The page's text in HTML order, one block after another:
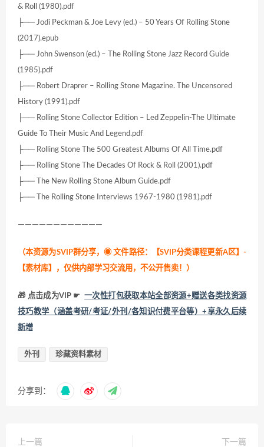
& Roll (1980).pdf
├── Jodi Peckman & Joe Levy (ed.) – 50 Years Of Rolling Stone
(2017).epub
├── John Swenson (ed.) – The Rolling Stone Jazz Record Guide
(1985).pdf
├── Robert Draprer – Rolling Stone Magazine. The Uncensored
History (1991).pdf
├── Rolling Stone Collector Edition – Led Zeppelin-The Ultimate
Guide To Their Music And Legend.pdf
├── Rolling Stone The 500 Greatest Albums Of All Time.pdf
├── Rolling Stone The Decades Of Rock & Roll (2001).pdf
├── The New Rolling Stone Album Guide.pdf
├── The Rolling Stone Interviews 1967-1980 (1981).pdf
————————————
（本资源为SVIP群分享，◉ 文件路径：【SVIP分类课程更新A区】-
【素材库】，仅供内部学习交流用，不公开售卖！ ）
🎁 点击成为VIP ☛ 一次性打包获取本站全部资源+赠送各类找资源
技巧教学（涵盖考研/考证/外刊/各知识付费平台等）+享永久后续
新增
外刊 珍藏资料素材
分享到：
上一篇
下一篇